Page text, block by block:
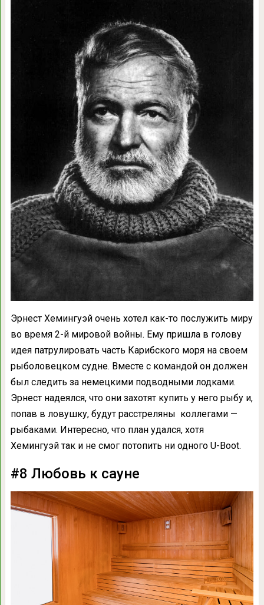
Эрнест Хемингуэй очень хотел как-то послужить миру
во время 2-й мировой войны. Ему пришла в голову
идея патрулировать часть Карибского моря на своем
рыболовецком судне. Вместе с командой он должен
был следить за немецкими подводными лодками.
Эрнест надеялся, что они захотят купить у него рыбу и,
попав в ловушку, будут расстреляны коллегами —
рыбаками. Интересно, что план удался, хотя
Хемингуэй так и не смог потопить ни одного U-Boot.
#8 Любовь к сауне